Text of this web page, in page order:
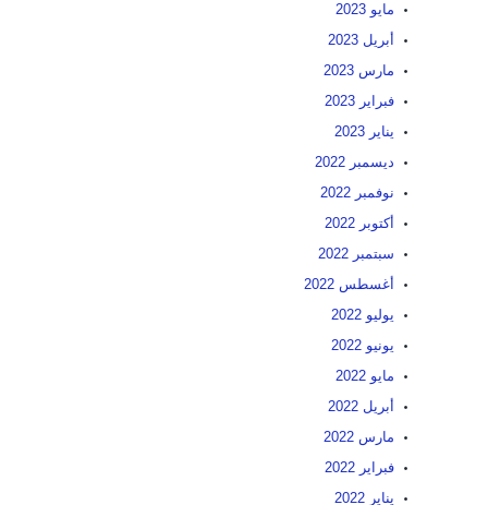
مايو 2023
أبريل 2023
مارس 2023
فبراير 2023
يناير 2023
ديسمبر 2022
نوفمبر 2022
أكتوبر 2022
سبتمبر 2022
أغسطس 2022
يوليو 2022
يونيو 2022
مايو 2022
أبريل 2022
مارس 2022
فبراير 2022
يناير 2022